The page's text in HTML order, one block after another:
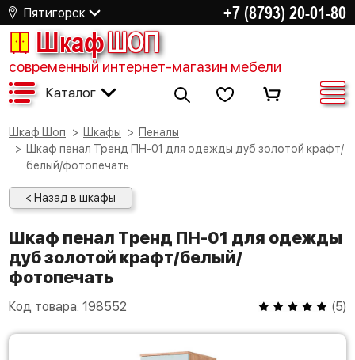
Пятигорск +7 (8793) 20-01-80
ШкафШОП
современный интернет-магазин мебели
Каталог
Шкаф Шоп Шкафы
Пеналы
Шкаф пенал Тренд ПН-01 для одежды дуб золотой крафт/
белый/фотопечать
< Назад в шкафы
Шкаф пенал Тренд ПН-01 для одежды
дуб золотой крафт/белый/
фотопечать
Код товара: 198552 (5)